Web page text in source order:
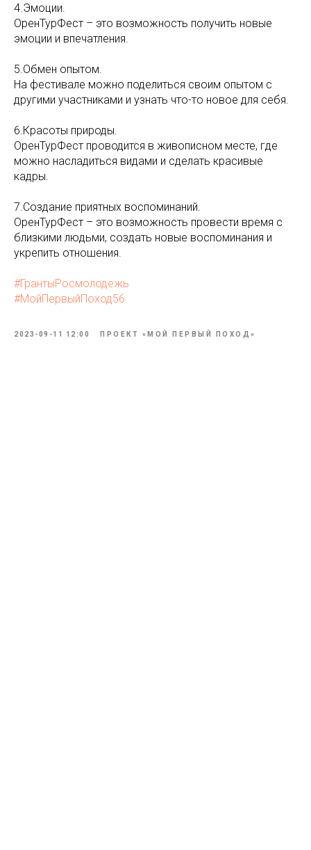
4.Эмоции.
ОренТурФест – это возможность получить новые
эмоции и впечатления.
5.Обмен опытом.
На фестивале можно поделиться своим опытом с
другими участниками и узнать что-то новое для себя.
6.Красоты природы.
ОренТурФест проводится в живописном месте, где
можно насладиться видами и сделать красивые
кадры.
7.Создание приятных воспоминаний.
ОренТурФест – это возможность провести время с
близкими людьми, создать новые воспоминания и
укрепить отношения.
#ГрантыРосмолодежь
#МойПервыйПоход56
2023-09-11 12:00 ПРОЕКТ «МОЙ ПЕРВЫЙ ПОХОД»